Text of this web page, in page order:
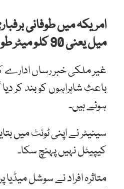
میل یعنی 90 کلو میٹر طویل گاڑیوں کی لائنیں لگ گئیں۔
غیر ملکی خبر رساں ادارے
باعث شاہراہوں کو بند کر
ہوئے ہیں۔
سینیٹر نے اپنی ٹوئٹ میں
کیپیٹل نہیں پہنچ سکا۔
متاثرہ افراد نے سوشل